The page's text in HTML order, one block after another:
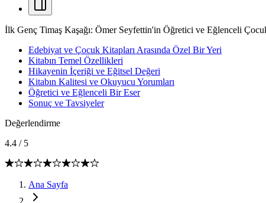
İlk Genç Timaş Kaşağı: Ömer Seyfettin'in Öğretici ve Eğlenceli
Edebiyat ve Çocuk Kitapları Arasında Özel Bir Yeri
Kitabın Temel Özellikleri
Hikayenin İçeriği ve Eğitsel Değeri
Kitabın Kalitesi ve Okuyucu Yorumları
Öğretici ve Eğlenceli Bir Eser
Sonuç ve Tavsiyeler
Değerlendirme
4.4 / 5
Ana Sayfa